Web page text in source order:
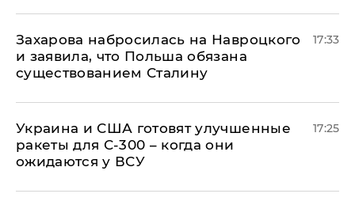
​Захарова набросилась на Навроцкого
и заявила, что Польша обязана
существованием Сталину
17:33
Украина и США готовят улучшенные
ракеты для С-300 – когда они
ожидаются у ВСУ
17:25